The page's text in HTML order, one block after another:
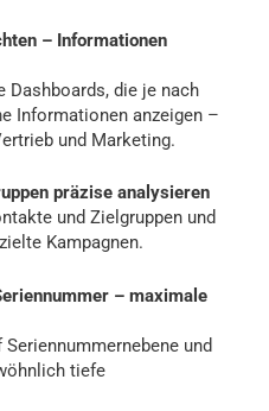
– Informationen
Dashboards, die je nach
Informationen anzeigen –
und Marketing.
präzise analysieren
und Zielgruppen und
Kampagnen.
– maximale
und
tiefe